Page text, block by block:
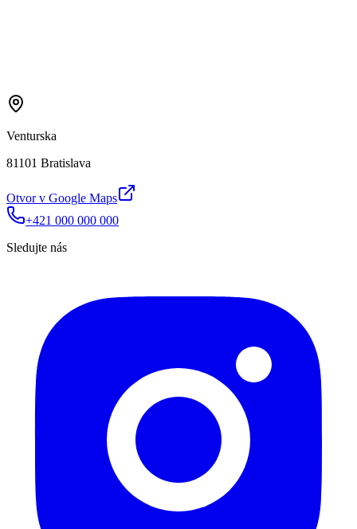
Venturska
81101 Bratislava
Otvor v Google Maps
+421 000 000 000
Sledujte nás